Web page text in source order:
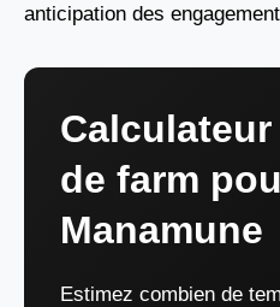
anticipation des
de farm
Manamune
Estimez combien de